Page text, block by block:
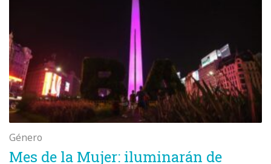
Género
Mes de la Mujer: iluminarán de